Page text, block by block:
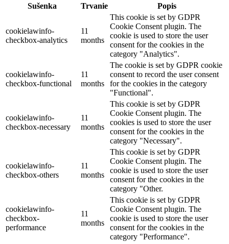
Sušenka
Trvanie Popis
cookielawinfo-
checkbox-analytics
11
months
This cookie is set by GDPR
Cookie Consent plugin. The
cookie is used to store the user
consent for the cookies in the
category "Analytics".
cookielawinfo-
checkbox-functional
11
months
The cookie is set by GDPR cookie
consent to record the user consent
for the cookies in the category
"Functional".
cookielawinfo-
checkbox-necessary
11
months
This cookie is set by GDPR
Cookie Consent plugin. The
cookies is used to store the user
consent for the cookies in the
category "Necessary".
cookielawinfo-
checkbox-others
11
months
This cookie is set by GDPR
Cookie Consent plugin. The
cookie is used to store the user
consent for the cookies in the
category "Other.
cookielawinfo-
checkbox-
performance
11
months
This cookie is set by GDPR
Cookie Consent plugin. The
cookie is used to store the user
consent for the cookies in the
category "Performance".